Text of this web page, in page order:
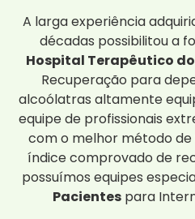
A larga experiência
décadas possibilitou a
Hospital Terapêutico
Recuperação para
alcoólatras altamente
equipe de profissionais
com o melhor método
índice comprovado de
possuímos equipes
Pacientes para